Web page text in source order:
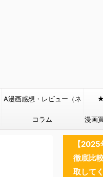
A漫画感想・レビュー（ネ
タバレあり）
コラム 漫画
【
徹底比
取して